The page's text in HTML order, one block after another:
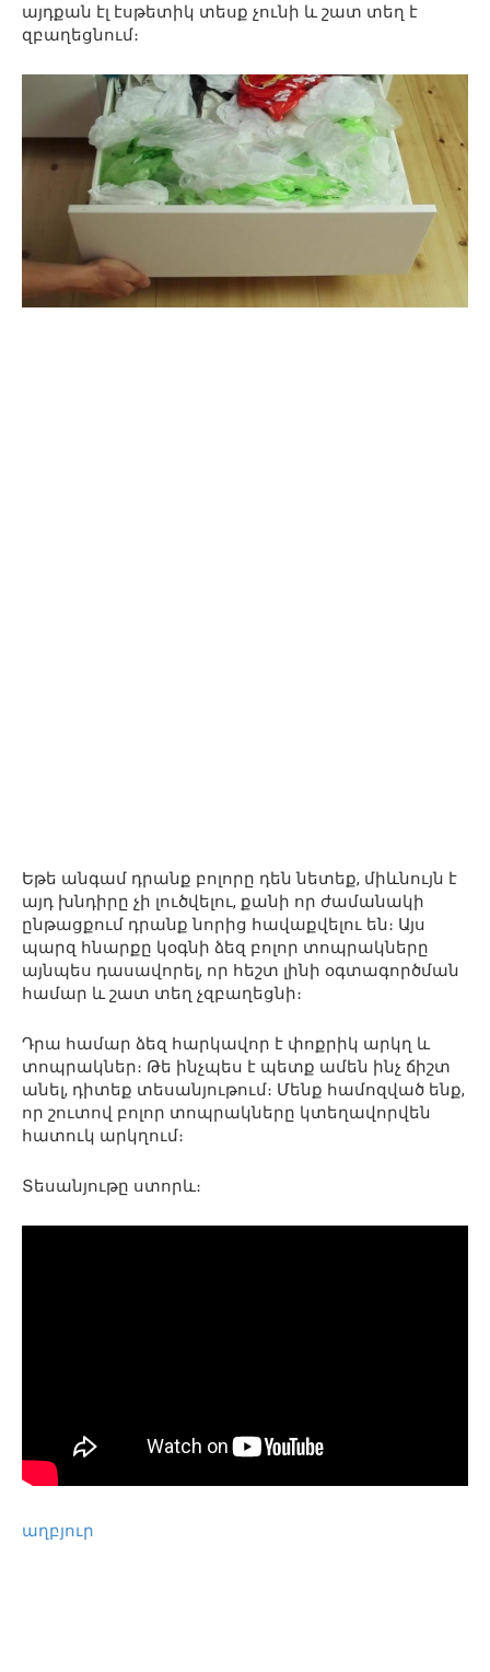
այդքան էլ էսթետիկ տեսք չունի և շատ տեղ է
զբաղեցնում։
Եթե անգամ դրանք բոլորը դեն նետեք, միևնույն է
այդ խնդիրը չի լուծվելու, քանի որ ժամանակի
ընթացքում դրանք նորից հավաքվելու են։ Այս
պարզ հնարքը կօգնի ձեզ բոլոր տոպրակները
այնպես դասավորել, որ հեշտ լինի օգտագործման
համար և շատ տեղ չզբաղեցնի։
Դրա համար ձեզ հարկավոր է փոքրիկ արկղ և
տոպրակներ։ Թե ինչպես է պետք ամեն ինչ ճիշտ
անել, դիտեք տեսանյութում։ Մենք համոզված ենք,
որ շուտով բոլոր տոպրակները կտեղավորվեն
հատուկ արկղում։
Տեսանյութը ստորև։
աղբյուր